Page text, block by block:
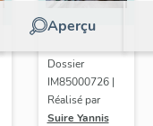
Aperçu
Dossier
IM85000726 |
Réalisé par
Suire Yannis